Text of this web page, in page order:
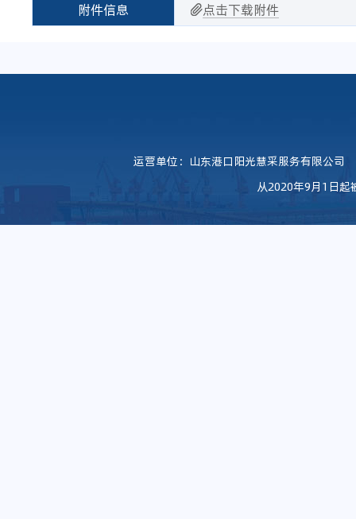
附件信息
点击下载附件
运营单位：山东港口阳光慧采服务有限公司
从2020年9月1日起